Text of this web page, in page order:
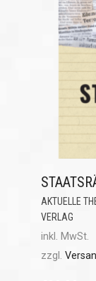
AKTUELLE
VERLAG
inkl. MwSt.
zzgl.